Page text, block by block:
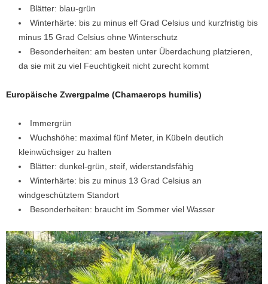
Blätter: blau-grün
Winterhärte: bis zu minus elf Grad Celsius und kurzfristig bis
minus 15 Grad Celsius ohne Winterschutz
Besonderheiten: am besten unter Überdachung platzieren,
da sie mit zu viel Feuchtigkeit nicht zurecht kommt
Europäische Zwergpalme (Chamaerops humilis)
Immergrün
Wuchshöhe: maximal fünf Meter, in Kübeln deutlich
kleinwüchsiger zu halten
Blätter: dunkel-grün, steif, widerstandsfähig
Winterhärte: bis zu minus 13 Grad Celsius an
windgeschütztem Standort
Besonderheiten: braucht im Sommer viel Wasser